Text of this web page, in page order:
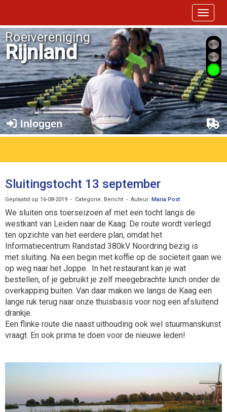
Toggle
Roeivereniging
Rijnland
Inloggen
Sluitingstocht 13 september
Geplaatst op 16-08-2019 - Categorie: Bericht - Auteur: Maria Post
We sluiten ons toerseizoen af met een tocht langs de
westkant van Leiden naar de Kaag. De route wordt verlegd
ten opzichte van het eerdere plan, omdat het
Informatiecentrum Randstad 380kV Noordring bezig is
met sluiting. Na een begin met koffie op de sociëteit gaan we
op weg naar het Joppe. In het restaurant kan je wat
bestellen, of je gebruikt je zelf meegebrachte lunch onder de
overkapping buiten. Van daar maken we langs de Kaag een
lange ruk terug naar onze thuisbasis voor nog een afsluitend
drankje.
Een flinke route die naast uithouding ook wel stuurmanskunst
vraagt. En ook prima te doen voor de nieuwe leden!